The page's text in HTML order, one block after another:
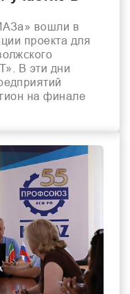
вошли в
проекта для
В эти дни
на финале